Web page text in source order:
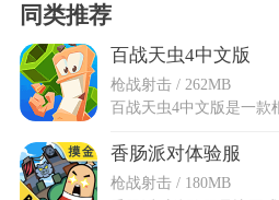
同类推荐
百战天虫4中文版
枪战射击 / 262MB
香肠派对体验服
枪战射击 / 180MB